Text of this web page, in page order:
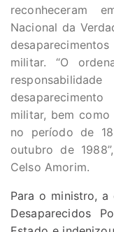
reconheceram
Nacional da
militar. “O
militar, bem
no período de
outubro de
Celso Amorim.
Para o ministro,
Desaparecidos